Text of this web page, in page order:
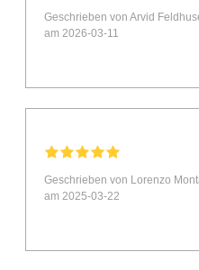
Geschrieben von Arvid
am 2026-03-11
Geschrieben von Lorenzo
am 2025-03-22